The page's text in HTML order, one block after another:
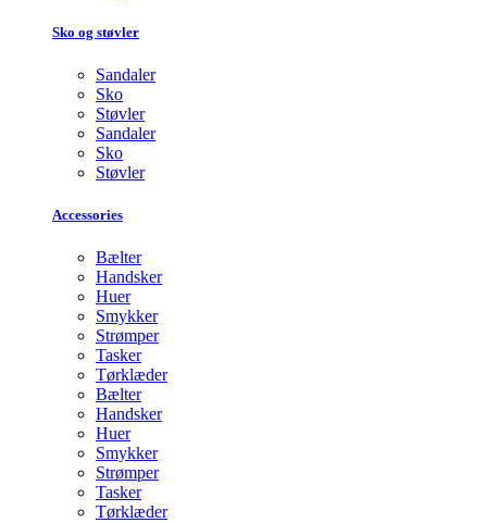
Sko og støvler
Sandaler
Sko
Støvler
Sandaler
Sko
Støvler
Accessories
Bælter
Handsker
Huer
Smykker
Strømper
Tasker
Tørklæder
Bælter
Handsker
Huer
Smykker
Strømper
Tasker
Tørklæder